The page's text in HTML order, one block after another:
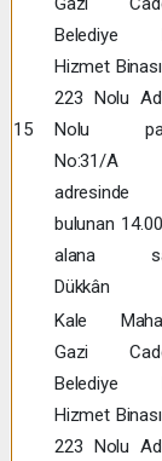
15
Belediye
Hizmet
223 Nolu
Nolu
No:31/A
adresinde
bulunan
alana
Dükkân
Kale
Gazi
Belediye
Hizmet
223 Nolu